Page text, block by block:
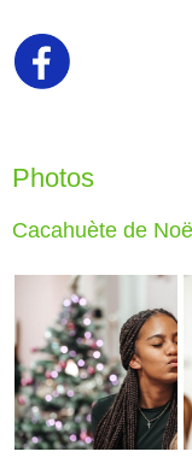
Photos
Cacahuète de